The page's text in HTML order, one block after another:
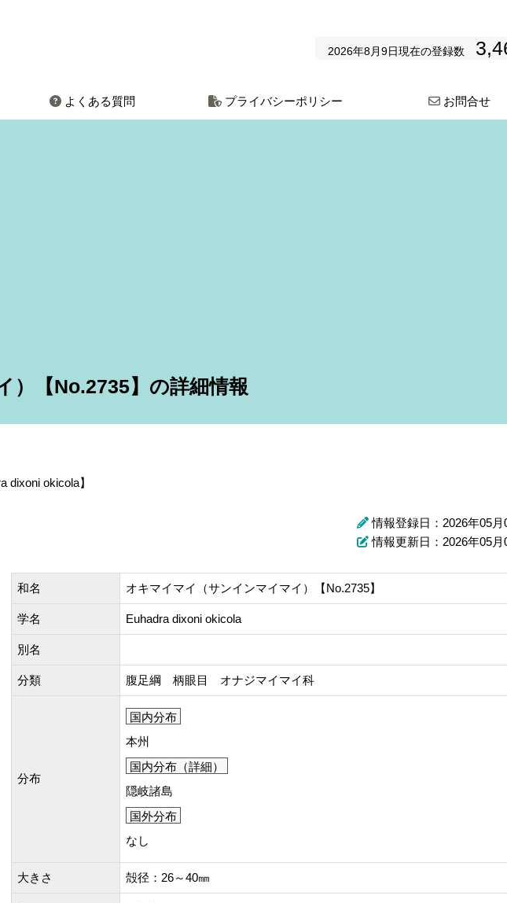
2026年8月9日現在の登録数
よくある質問 プライバシーポリシー お問合せ
）【No.2735】の詳細情報
dixoni okicola】
情報登録日：2026年05月
情報更新日：2026年05月
和名 オキマイマイ（サンインマイマイ）【No.2735】
学名 Euhadra dixoni okicola
別名
分類 腹足綱 柄眼目 オナジマイマイ科
分布
国内分布
本州
国内分布（詳細）
隠岐諸島
国外分布
なし
大きさ 殻径：26～40㎜